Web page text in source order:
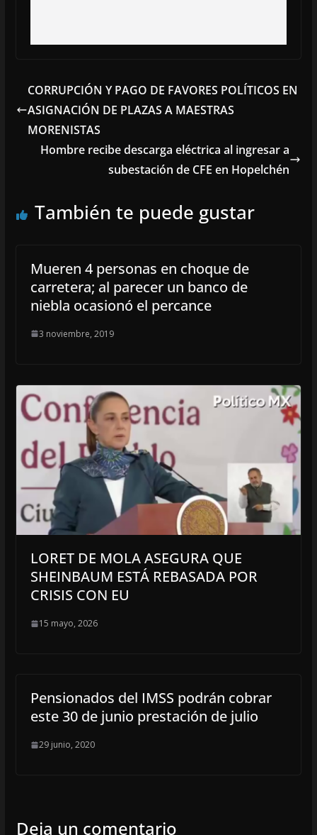
CORRUPCIÓN Y PAGO DE FAVORES POLÍTICOS EN
ASIGNACIÓN DE PLAZAS A MAESTRAS
MORENISTAS
Hombre recibe descarga eléctrica al ingresar a
subestación de CFE en Hopelchén
También te puede gustar
Mueren 4 personas en choque de
carretera; al parecer un banco de
niebla ocasionó el percance
3 noviembre, 2019
LORET DE MOLA ASEGURA QUE
SHEINBAUM ESTÁ REBASADA POR
CRISIS CON EU
15 mayo, 2026
Pensionados del IMSS podrán cobrar
este 30 de junio prestación de julio
29 junio, 2020
Deja un comentario